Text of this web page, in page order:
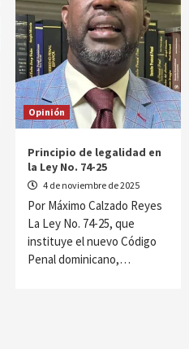
Opinión
Principio de legalidad en
la Ley No. 74-25
4 de noviembre de 2025
Por Máximo Calzado Reyes
La Ley No. 74-25, que
instituye el nuevo Código
Penal dominicano,…